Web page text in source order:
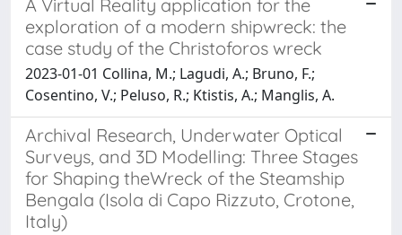
A Virtual Reality application for the
exploration of a modern shipwreck: the
case study of the Christoforos wreck
2023-01-01 Collina, M.; Lagudi, A.; Bruno, F.;
Cosentino, V.; Peluso, R.; Ktistis, A.; Manglis, A.
Archival Research, Underwater Optical
Surveys, and 3D Modelling: Three Stages
for Shaping theWreck of the Steamship
Bengala (Isola di Capo Rizzuto, Crotone,
Italy)